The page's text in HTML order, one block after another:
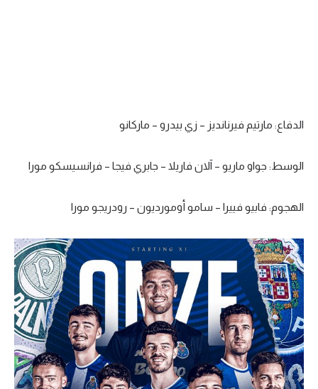
الدفاع: مارتيم فيرنانديز – زي بيدرو – ماركانو
الوسط: جواو ماريو – آلان فاريلا – جابري فيجا – فرانسيسكو مورا
الهجوم: فابيو فييرا – سامو أومورديون – رودريجو مورا